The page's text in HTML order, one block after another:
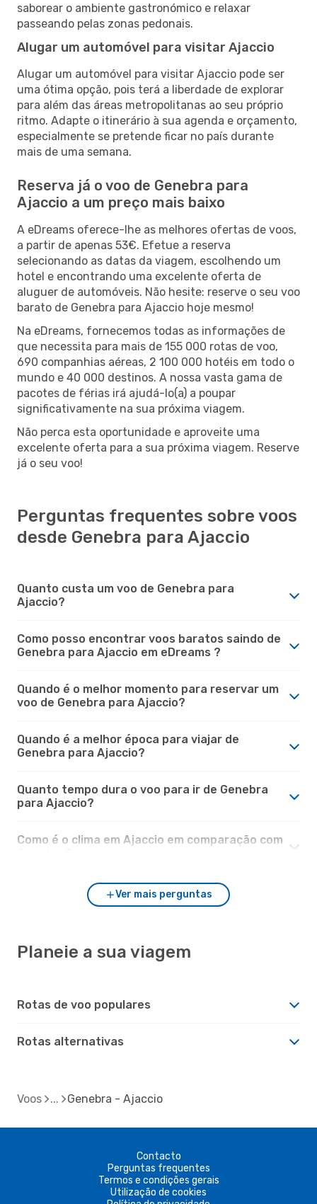
saborear o ambiente gastronómico e relaxar
passeando pelas zonas pedonais.
Alugar um automóvel para visitar Ajaccio
Alugar um automóvel para visitar Ajaccio pode ser
uma ótima opção, pois terá a liberdade de explorar
para além das áreas metropolitanas ao seu próprio
ritmo. Adapte o itinerário à sua agenda e orçamento,
especialmente se pretende ficar no país durante
mais de uma semana.
Reserva já o voo de Genebra para
Ajaccio a um preço mais baixo
A eDreams oferece-lhe as melhores ofertas de voos,
a partir de apenas 53€. Efetue a reserva
selecionando as datas da viagem, escolhendo um
hotel e encontrando uma excelente oferta de
aluguer de automóveis. Não hesite: reserve o seu voo
barato de Genebra para Ajaccio hoje mesmo!
Na eDreams, fornecemos todas as informações de
que necessita para mais de 155 000 rotas de voo,
690 companhias aéreas, 2 100 000 hotéis em todo o
mundo e 40 000 destinos. A nossa vasta gama de
pacotes de férias irá ajudá-lo(a) a poupar
significativamente na sua próxima viagem.
Não perca esta oportunidade e aproveite uma
excelente oferta para a sua próxima viagem. Reserve
já o seu voo!
Perguntas frequentes sobre voos
desde Genebra para Ajaccio
Quanto custa um voo de Genebra para
Ajaccio?
Como posso encontrar voos baratos saindo de
Genebra para Ajaccio em eDreams ?
Quando é o melhor momento para reservar um
voo de Genebra para Ajaccio?
Quando é a melhor época para viajar de
Genebra para Ajaccio?
Quanto tempo dura o voo para ir de Genebra
para Ajaccio?
Como é o clima em Ajaccio em comparação com
Ver mais perguntas
Planeie a sua viagem
Rotas de voo populares
Rotas alternativas
Voos Genebra - Ajaccio
Contacto
Perguntas frequentes
Termos e condições gerais
Utilização de cookies